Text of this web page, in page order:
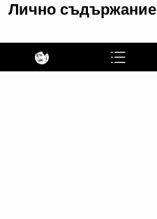
Лично съдържание